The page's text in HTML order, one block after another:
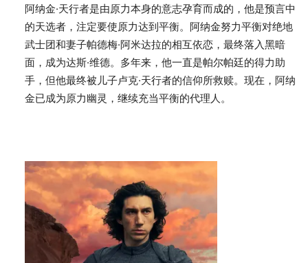
阿纳金·天行者是由原力本身的意志孕育而成的，他是预言中
的天选者，注定要使原力达到平衡。阿纳金努力平衡对绝地
武士团和妻子帕德梅·阿米达拉的相互依恋，最终落入黑暗
面，成为达斯·维德。多年来，他一直是帕尔帕廷的得力助
手，但他最终被儿子卢克·天行者的信仰所救赎。现在，阿纳
金已成为原力幽灵，继续充当平衡的代理人。